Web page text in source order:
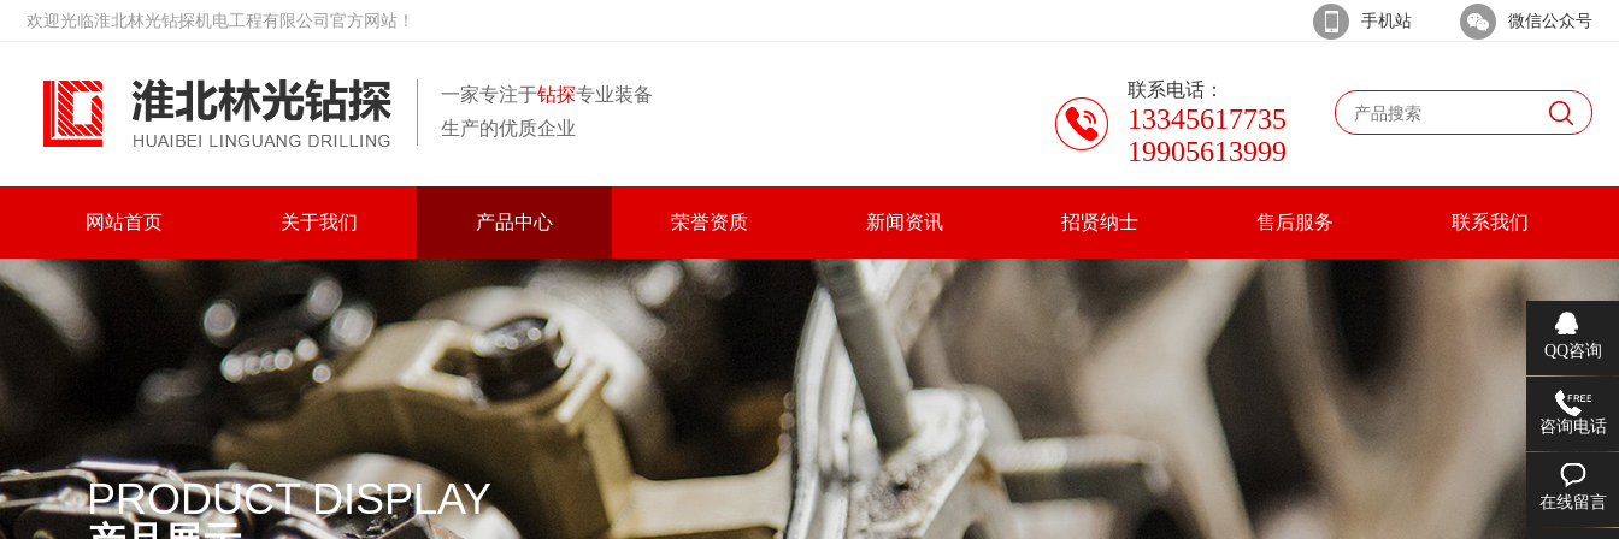
欢迎光临淮北林光钻探机电工程有限公司官方网站！ 微信公众号
手机站
一家专注于钻探专业装备
生产的优质企业
联系电话：
13345617735
19905613999
网站首页 关于我们 产品中心 荣誉资质 新闻资讯 招贤纳士 售后服务 联系我们
PRODUCT DISPLAY
QQ咨询
咨询电话
在线留言